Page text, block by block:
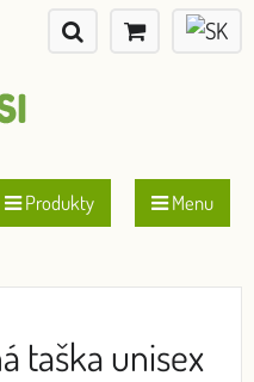
Produkty Menu
taška unisex